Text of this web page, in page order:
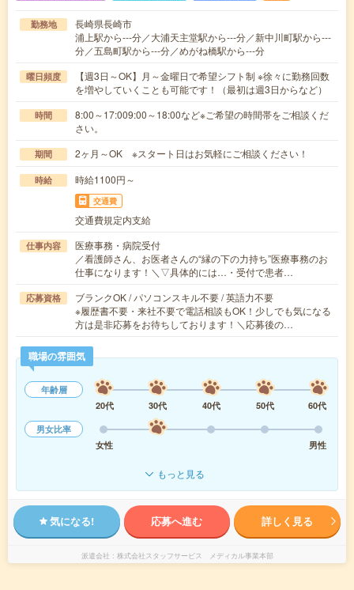
勤務地
長崎県長崎市
浦上駅から---分／大浦天主堂駅から---分／新中川町駅から---
分／五島町駅から---分／めがね橋駅から---分
曜日頻度
【週3日～OK】月～金曜日で希望シフト制 ※徐々に勤務回数
を増やしていくことも可能です！（最初は週3日からなど）
時間
8:00～17:009:00～18:00など※ご希望の時間帯をご相談くだ
さい。
期間 2ヶ月～OK ※スタート日はお気軽にご相談ください！
時給 時給1100円～
交通費
交通費規定内支給
仕事内容
医療事務・病院受付
／看護師さん、お医者さんの“縁の下の力持ち”医療事務のお
仕事になります！＼▽具体的には…・受付で患者…
応募資格
ブランクOK / パソコンスキル不要 / 英語力不要
※履歴書不要・来社不要で電話相談もOK！少しでも気になる
方は是非応募をお待ちしております！＼応募後の…
職場の雰囲気
年齢層
20代
30代 40代 50代
60代
男女比率
女性
男性
もっと見る
気になる! 応募へ進む 詳しく見る
派遣会社 株式会社スタッフサービス メディカル事業本部